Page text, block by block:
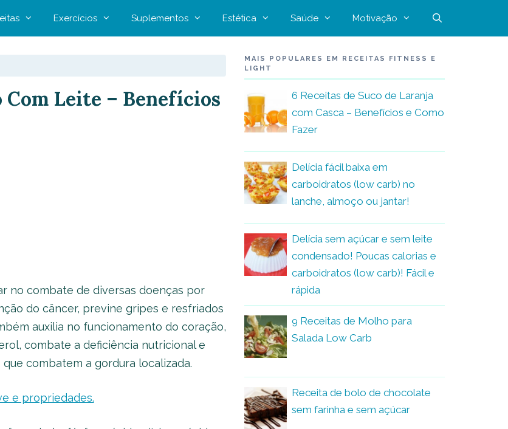
Exercícios Suplementos Estética Saúde Motivação
Com Leite – Benefícios
no combate de diversas doenças por
do câncer, previne gripes e resfriados
auxilia no funcionamento do coração,
combate a deficiência nutricional e
combatem a gordura localizada.
e propriedades.
MAIS POPULARES EM RECEITAS FITNESS E
LIGHT
6 Receitas de Suco de Laranja
com Casca – Benefícios e Como
Fazer
Delícia fácil baixa em
carboidratos (low carb) no
lanche, almoço ou jantar!
Delícia sem açúcar e sem leite
condensado! Poucas calorias e
carboidratos (low carb)! Fácil e
rápida
9 Receitas de Molho para
Salada Low Carb
Receita de bolo de chocolate
sem farinha e sem açúcar